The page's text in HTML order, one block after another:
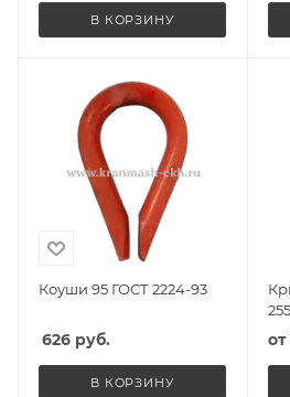
В КОРЗИНУ
Коуши 95 ГОСТ 2224-93
626 руб.
В КОРЗИНУ
от